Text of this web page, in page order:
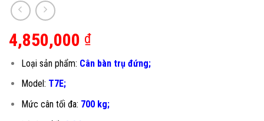
4,850,000 ₫
Loại sản phẩm: Cân bàn trụ đứng;
Model: T7E;
Mức cân tối đa: 700 kg;